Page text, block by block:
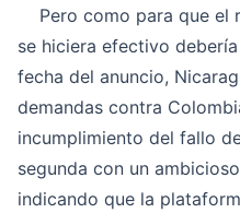
Pero como para que el
se hiciera efectivo
fecha del anuncio,
demandas contra
incumplimiento del fallo
segunda con un
indicando que la